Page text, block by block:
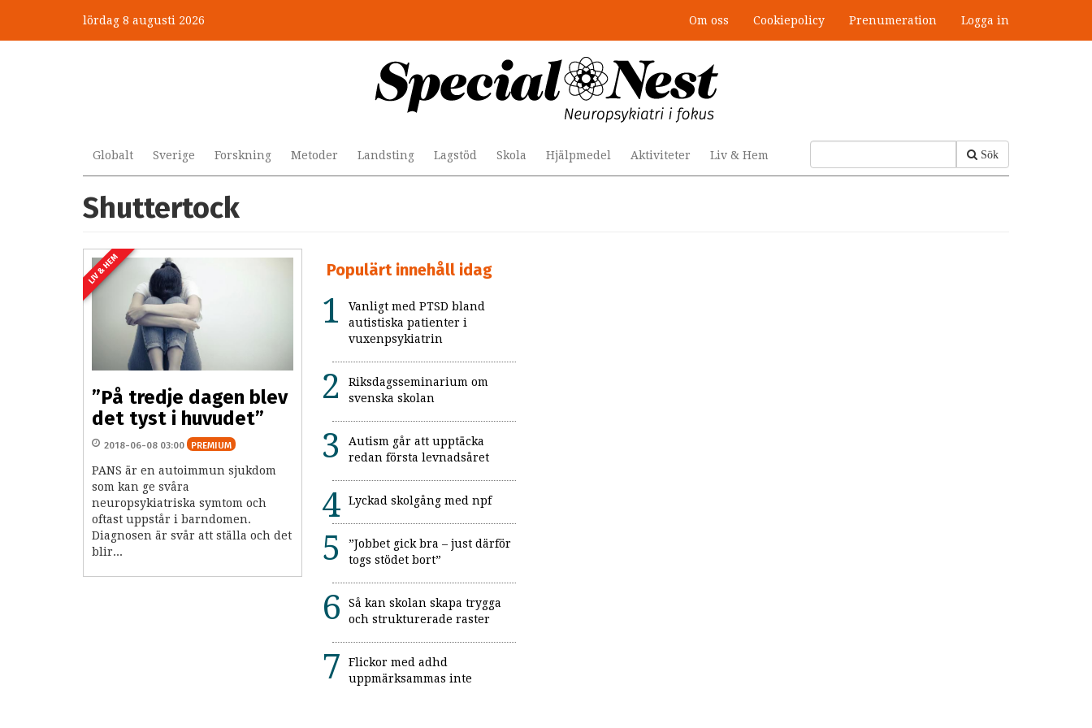
huvudinnehåll
lördag 8 augusti 2026 Om oss Cookiepolicy Prenumeration Logga in
Sök
Globalt Sverige Forskning Metoder Landsting Lagstöd Skola Hjälpmedel Aktiviteter Liv & Hem
Shuttertock
LIV & HEM
”På tredje dagen blev
det tyst i huvudet”
2018-06-08 03:00 PREMIUM
PANS är en autoimmun sjukdom
som kan ge svåra
neuropsykiatriska symtom och
oftast uppstår i barndomen.
Diagnosen är svår att ställa och det
blir...
Populärt innehåll idag
Vanligt med PTSD bland
autistiska patienter i
vuxenpsykiatrin
Riksdagsseminarium om
svenska skolan
Autism går att upptäcka
redan första levnadsåret
Lyckad skolgång med npf
”Jobbet gick bra – just därför
togs stödet bort”
Så kan skolan skapa trygga
och strukturerade raster
Flickor med adhd
uppmärksammas inte